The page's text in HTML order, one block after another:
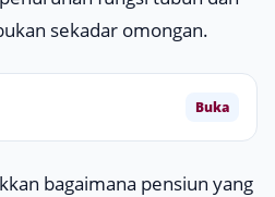
sekadar omongan.
Buka
bagaimana pensiun yang